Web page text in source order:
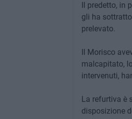
Il predetto, in
gli ha
prelevato.
Il Morisco
malcapitato,
intervenuti,
La refurtiva è
disposizione